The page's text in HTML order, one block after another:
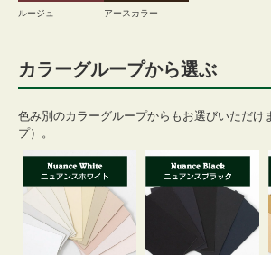
ルージュ アースカラー
カラーグループから選ぶ
色み別のカラーグループからもお選びいただけ
プ）。